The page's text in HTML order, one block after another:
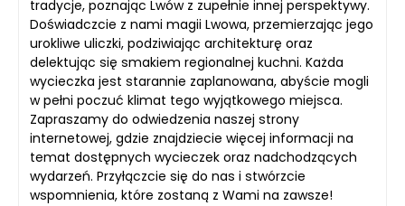
tradycje, poznając Lwów z zupełnie innej perspektywy.
Doświadczcie z nami magii Lwowa, przemierzając jego
urokliwe uliczki, podziwiając architekturę oraz
delektując się smakiem regionalnej kuchni. Każda
wycieczka jest starannie zaplanowana, abyście mogli
w pełni poczuć klimat tego wyjątkowego miejsca.
Zapraszamy do odwiedzenia naszej strony
internetowej, gdzie znajdziecie więcej informacji na
temat dostępnych wycieczek oraz nadchodzących
wydarzeń. Przyłączcie się do nas i stwórzcie
wspomnienia, które zostaną z Wami na zawsze!